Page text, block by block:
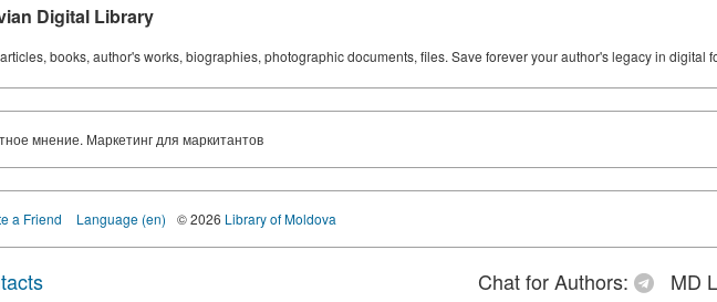
Digital Library
books, author's works, biographies, photographic documents, files. Save forever your author's legacy in digital
мнение. Маркетинг для маркитантов
a Friend Language (en) © 2026 Library of Moldova
Chat for Authors: MD